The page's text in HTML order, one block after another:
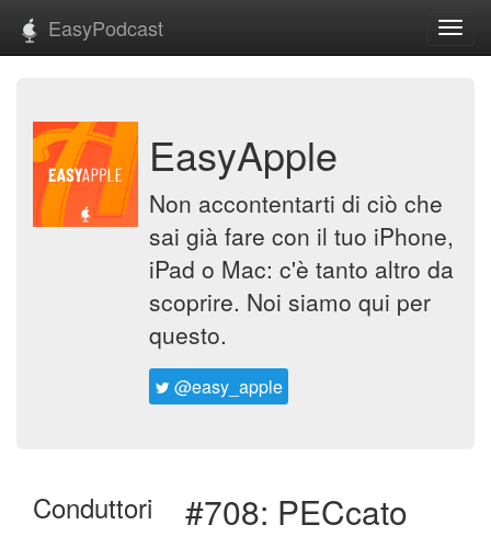
EasyPodcast
EasyApple
Non accontentarti di ciò che
sai già fare con il tuo iPhone,
iPad o Mac: c'è tanto altro da
scoprire. Noi siamo qui per
questo.
@easy_apple
Conduttori #708: PECcato